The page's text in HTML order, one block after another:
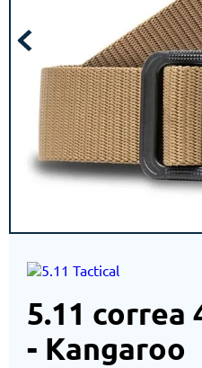
5.11 correa
- Kangaroo